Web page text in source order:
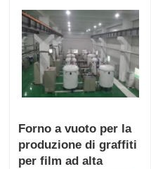
Forno a vuoto per la
produzione di graffiti
per film ad alta